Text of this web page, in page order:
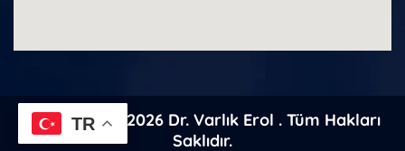
Copyright 2026 Dr. Varlık Erol . Tüm Hakları
Saklıdır.
TR